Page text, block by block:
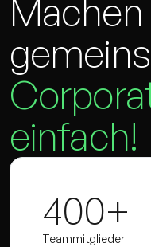
einfach!
400+
Teammitglieder